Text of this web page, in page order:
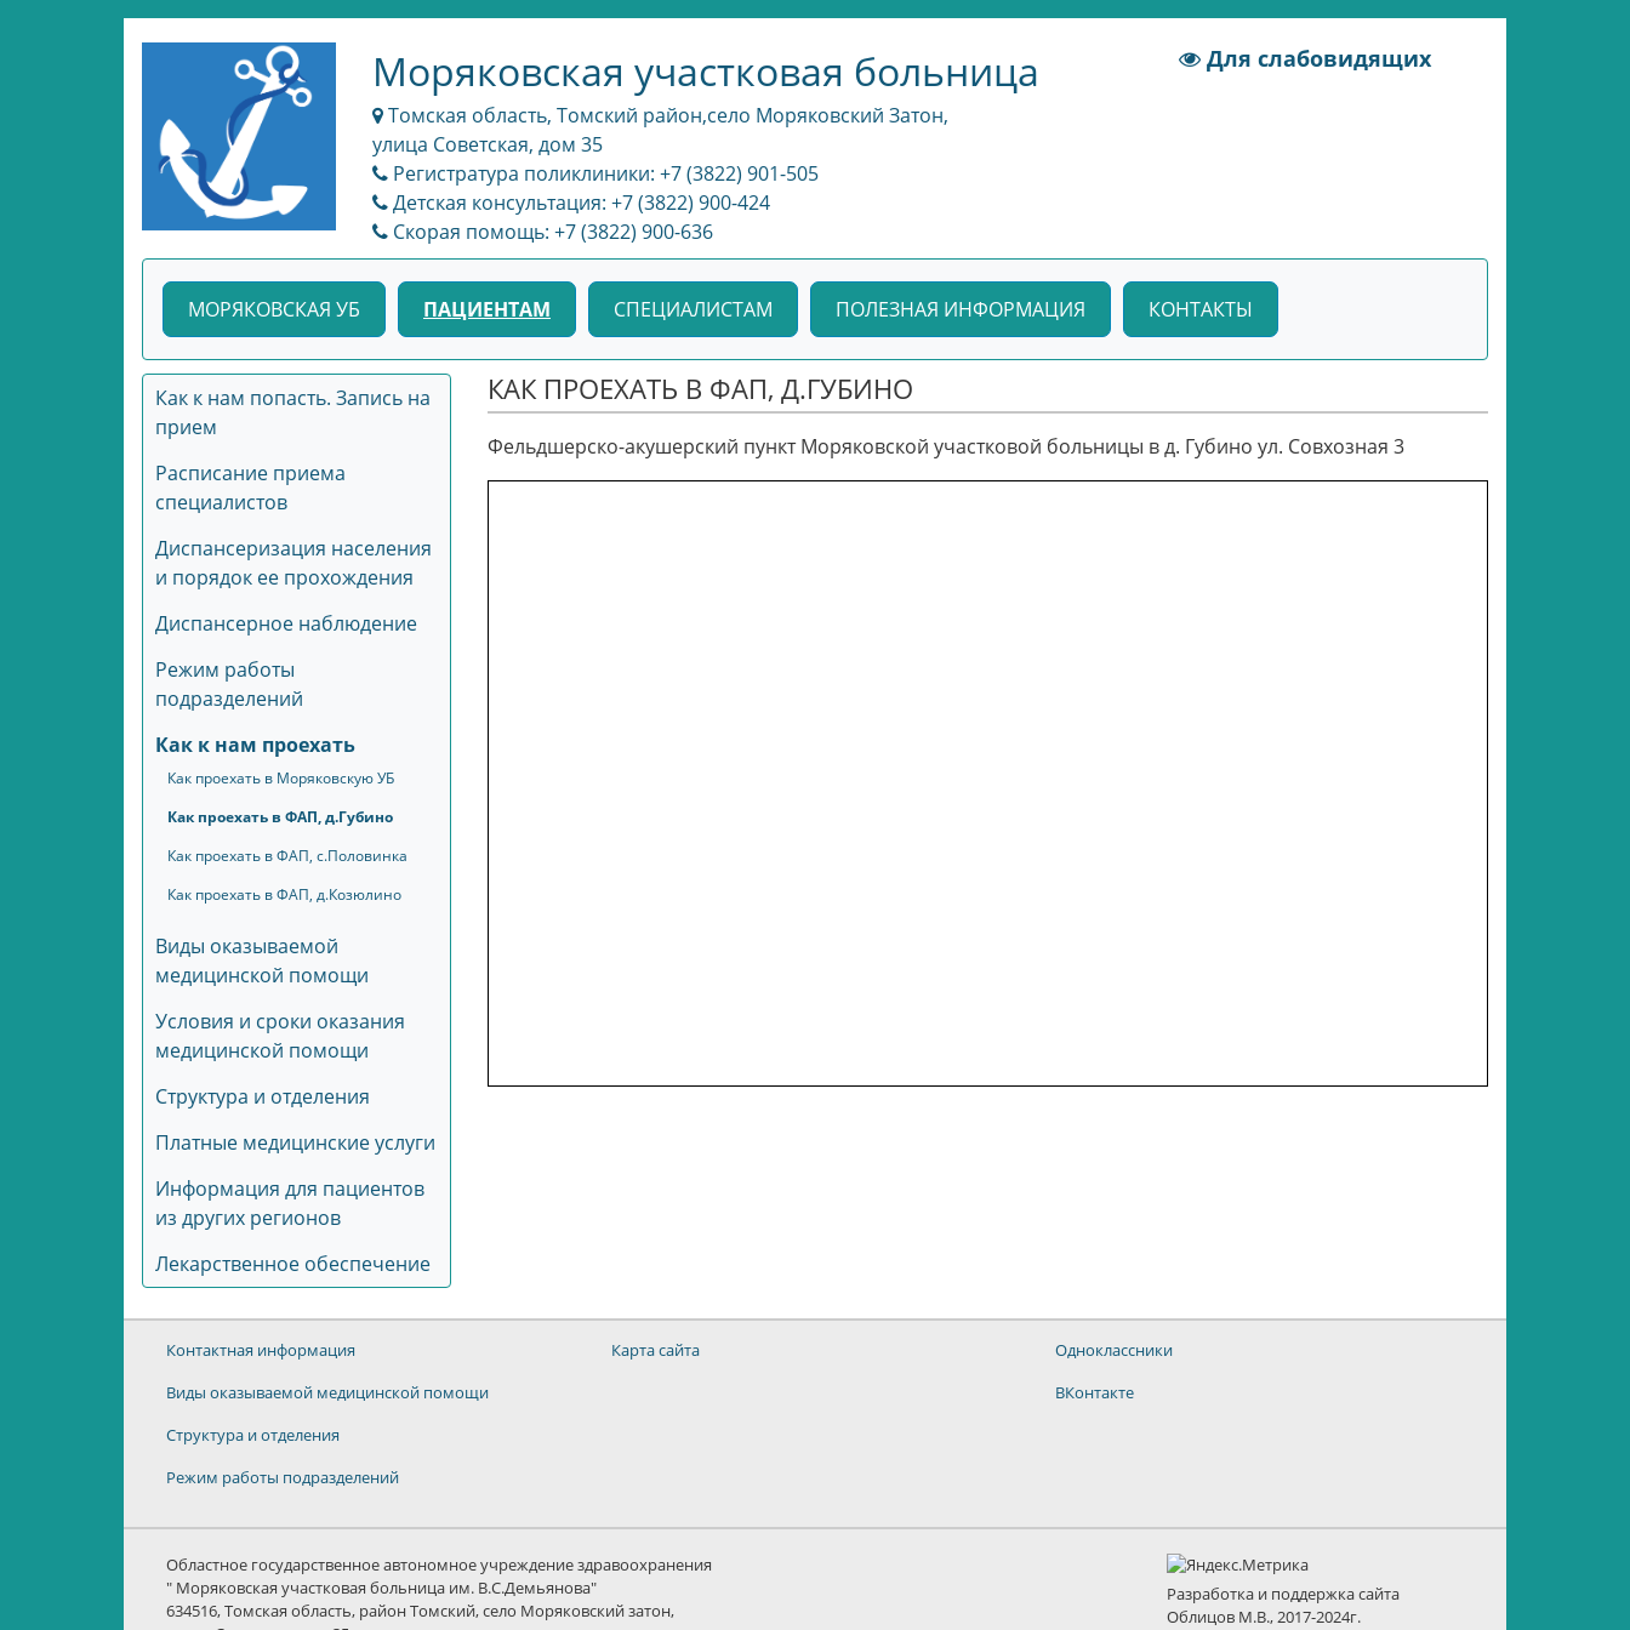
Моряковская участковая больница
Томская область, Томский район,село Моряковский Затон,
улица Советская, дом 35
Регистратура поликлиники: +7 (3822) 901-505
Детская консультация: +7 (3822) 900-424
Скорая помощь: +7 (3822) 900-636
Для слабовидящих
МОРЯКОВСКАЯ УБ ПАЦИЕНТАМ СПЕЦИАЛИСТАМ ПОЛЕЗНАЯ ИНФОРМАЦИЯ КОНТАКТЫ
Как к нам попасть. Запись на
прием
Расписание приема
специалистов
Диспансеризация населения
и порядок ее прохождения
Диспансерное наблюдение
Режим работы
подразделений
Как к нам проехать
Как проехать в Моряковскую УБ
Как проехать в ФАП, д.Губино
Как проехать в ФАП, с.Половинка
Как проехать в ФАП, д.Козюлино
Виды оказываемой
медицинской помощи
Условия и сроки оказания
медицинской помощи
Структура и отделения
Платные медицинские услуги
Информация для пациентов
из других регионов
Лекарственное обеспечение
КАК ПРОЕХАТЬ В ФАП, Д.ГУБИНО
Фельдшерско-акушерский пункт Моряковской участковой больницы в д. Губино ул. Совхозная 3
Контактная информация
Виды оказываемой медицинской помощи
Структура и отделения
Режим работы подразделений
Карта сайта
Одноклассники
ВКонтакте
Областное государственное автономное учреждение здравоохранения
" Моряковская участковая больница им. В.С.Демьянова"
634516, Томская область, район Томский, село Моряковский затон,
Разработка и поддержка сайта
Облицов М.В., 2017-2024г.